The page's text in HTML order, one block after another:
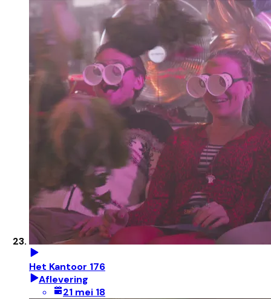
Het Kantoor 176
Aflevering
21 mei 18